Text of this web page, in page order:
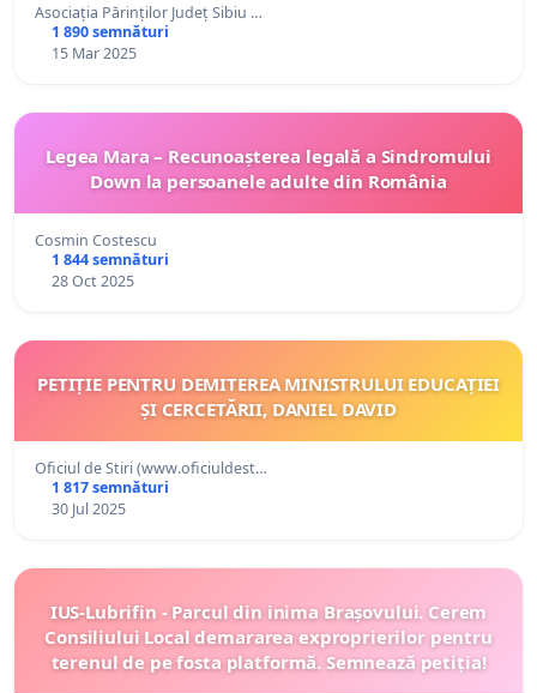
Asociația Părinților Județ Sibiu …
1 890 semnături
15 Mar 2025
Legea Mara – Recunoașterea legală a Sindromului
Down la persoanele adulte din România
Cosmin Costescu
1 844 semnături
28 Oct 2025
PETIȚIE PENTRU DEMITEREA MINISTRULUI EDUCAȚIEI
ȘI CERCETĂRII, DANIEL DAVID
Oficiul de Stiri (www.oficiuldest…
1 817 semnături
30 Jul 2025
IUS-Lubrifin - Parcul din inima Brașovului. Cerem
Consiliului Local demararea exproprierilor pentru
terenul de pe fosta platformă. Semnează petiția!